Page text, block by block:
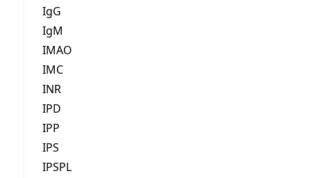
IgG
IgM
IMAO
IMC
INR
IPD
IPP
IPS
IPSPL